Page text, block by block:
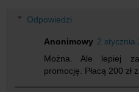
Odpowiedzi
Anonimowy 2 stycznia
Można. Ale lepiej
promocję. Płacą 200 zł